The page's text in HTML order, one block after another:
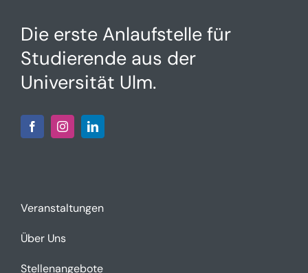
Die erste Anlaufstelle für
Studierende aus der
Universität Ulm.
Veranstaltungen
Über Uns
Stellenangebote